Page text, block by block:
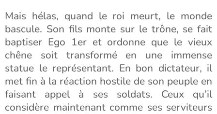
Mais hélas, quand le roi meurt, le monde
bascule. Son fils monte sur le trône, se fait
baptiser Ego 1er et ordonne que le vieux
chêne soit transformé en une immense
statue le représentant. En bon dictateur, il
met fin à la réaction hostile de son peuple en
faisant appel à ses soldats. Ceux qu’il
considère maintenant comme ses serviteurs